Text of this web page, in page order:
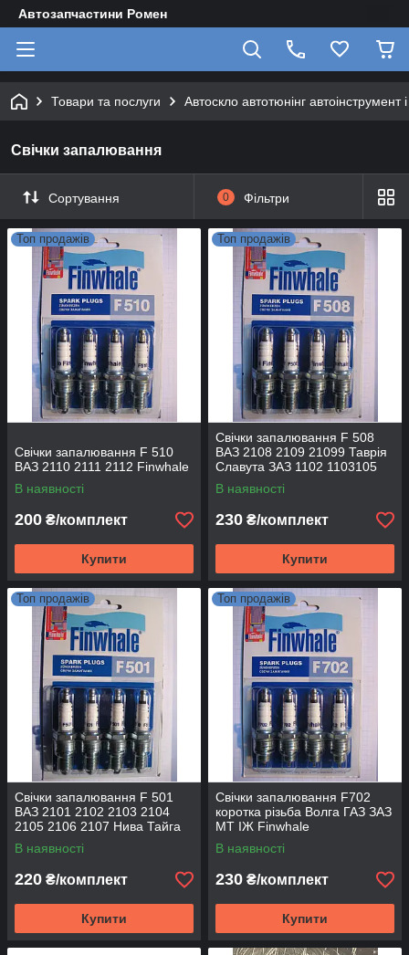
Автозапчастини Ромен
Товари та послуги Автоскло автотюнінг автоінструмент
Свічки запалювання
Сортування 0 Фільтри
Топ продажів
Свічки запалювання F 510
ВАЗ 2110 2111 2112 Finwhale
В наявності
200 ₴/комплект
Купити
Топ продажів
Свічки запалювання F 508
ВАЗ 2108 2109 21099 Таврія
Славута ЗАЗ 1102 1103105
Finwhale
В наявності
230 ₴/комплект
Купити
Топ продажів
Свічки запалювання F 501
ВАЗ 2101 2102 2103 2104
2105 2106 2107 Нива Тайга
2121 21213 Finwhale
В наявності
220 ₴/комплект
Купити
Топ продажів
Свічки запалювання F702
коротка різьба Волга ГАЗ ЗАЗ
МТ ІЖ Finwhale
В наявності
230 ₴/комплект
Купити